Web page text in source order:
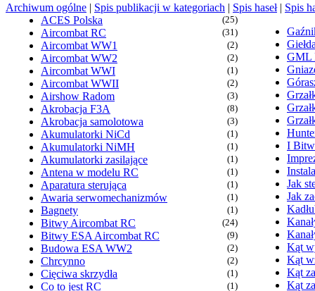
Archiwum ogólne | Spis publikacji w kategoriach | Spis haseł| Spis
ACES Polska
(25)
Aircombat RC (31)
Aircombat WW1 (2)
Aircombat WW2 (2)
Aircombat WWI (1)
Aircombat WWII (2)
Airshow Radom (3)
Akrobacja F3A (8)
Akrobacja samolotowa (3)
Akumulatorki NiCd (1)
Akumulatorki NiMH (1)
Akumulatorki zasilające (1)
Antena w modelu RC (1)
Aparatura sterująca (1)
Awaria serwomechanizmów (1)
Bagnety (1)
Bitwy Aircombat RC (24)
Bitwy ESA Aircombat RC (9)
Budowa ESA WW2 (2)
Chrcynno (2)
Cięciwa skrzydła (1)
Co to jest RC (1)
GML
I
Jak
Jak
Kąt
Kąt
Kąt
Kąt